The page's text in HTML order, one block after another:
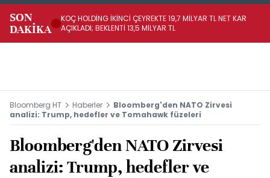
SON
DAKİKA
KOÇ HOLDİNG İKİNCİ ÇEYREKTE 19,7 MİLYAR TL NET KAR
AÇIKLADI; BEKLENTİ 13,5 MİLYAR TL
Bloomberg HT Haberler
Bloomberg'den NATO Zirvesi
analizi: Trump, hedefler ve Tomahawk füzeleri
Bloomberg'den NATO Zirvesi
analizi: Trump, hedefler ve